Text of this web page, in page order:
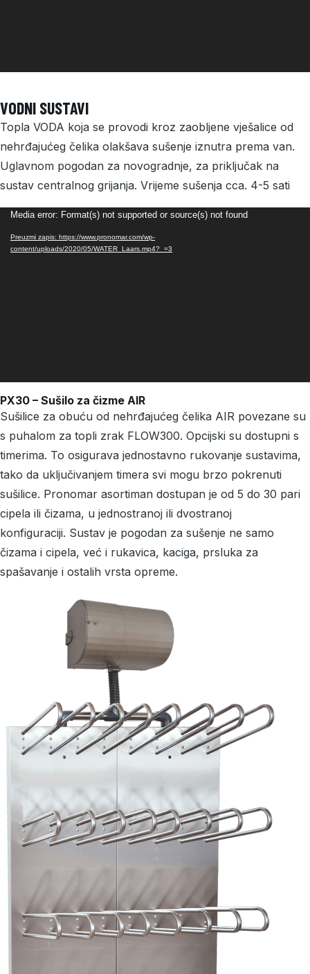
VODNI SUSTAVI
Topla VODA koja se provodi kroz zaobljene vješalice od
nehrđajućeg čelika olakšava sušenje iznutra prema van.
Uglavnom pogodan za novogradnje, za priključak na
sustav centralnog grijanja. Vrijeme sušenja cca. 4-5 sati
Reproduktor
videozapisa
Media error: Format(s) not supported or source(s) not found
Preuzmi zapis: https://www.pronomar.com/wp-
content/uploads/2020/05/WATER_Laars.mp4?_=3
PX30 – Sušilo za čizme AIR
Sušilice za obuću od nehrđajućeg čelika AIR povezane su
s puhalom za topli zrak FLOW300. Opcijski su dostupni s
timerima. To osigurava jednostavno rukovanje sustavima,
tako da uključivanjem timera svi mogu brzo pokrenuti
sušilice. Pronomar asortiman dostupan je od 5 do 30 pari
cipela ili čizama, u jednostranoj ili dvostranoj
konfiguraciji. Sustav je pogodan za sušenje ne samo
čizama i cipela, već i rukavica, kaciga, prsluka za
spašavanje i ostalih vrsta opreme.